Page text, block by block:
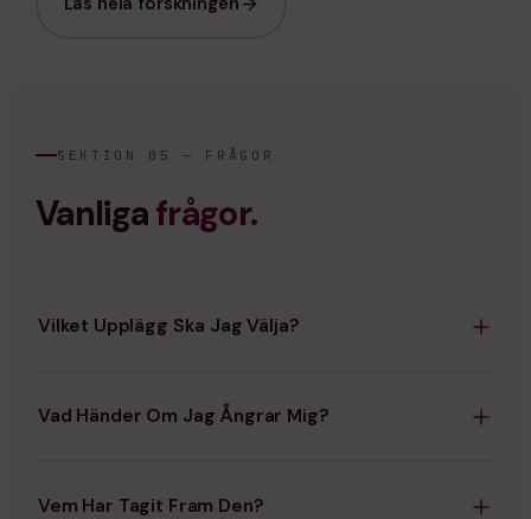
SEKTION 05 — FRÅGOR
Vanligafrågor.
Vilket Upplägg Ska Jag Välja?
bindningstid, och du behöver aldrig beställa om. 6-
Vad Händer Om Jag Ångrar Mig?
leveransen — ingen bindningstid och ingen uppsägningstid.
Vem Har Tagit Fram Den?